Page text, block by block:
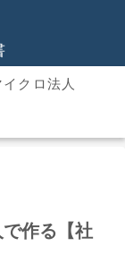
イクロ法人
作る【社